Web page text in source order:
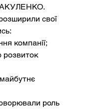
свої
компанії;
розвиток
роль